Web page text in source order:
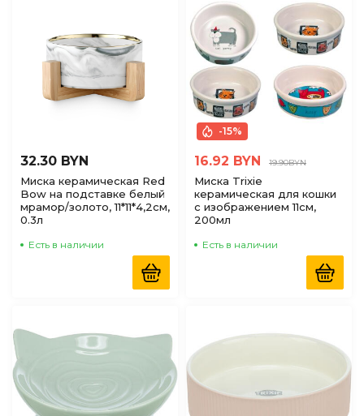
32.30 BYN
Миска керамическая Red
Bow на подставке белый
мрамор/золото, 11*11*4,2cм,
0.3л
Есть в наличии
-15%
16.92 BYN 19.90BYN
Миска Trixie
керамическая для кошки
с изображением 11см,
200мл
Есть в наличии